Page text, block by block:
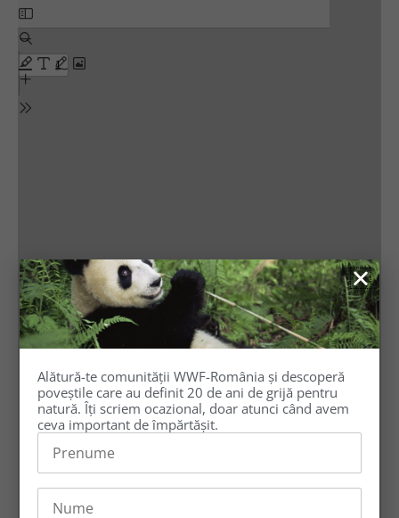
Alătură-te comunității WWF-România și descoperă
poveștile care au definit 20 de ani de grijă pentru
natură. Îți scriem ocazional, doar atunci când avem
ceva important de împărtășit.